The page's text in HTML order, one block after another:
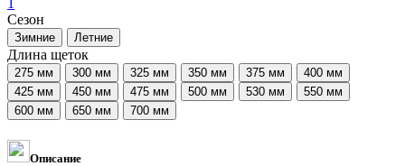
Сезон
Длина щеток
Описание